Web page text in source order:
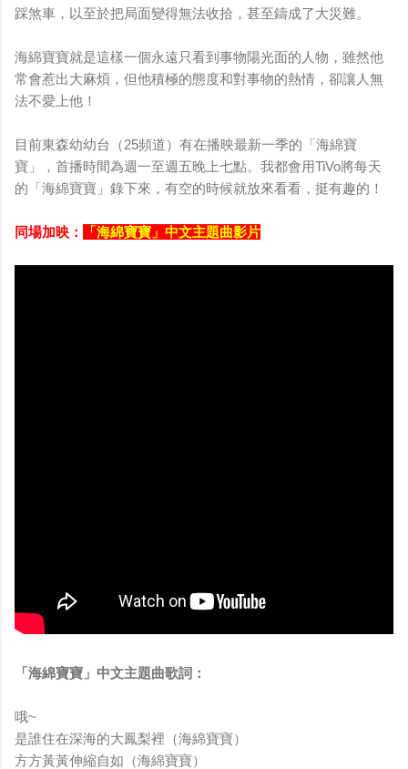
踩煞車，以至於把局面變得無法收拾，甚至鑄成了大災難。
海綿寶寶就是這樣一個永遠只看到事物陽光面的人物，雖然他
常會惹出大麻煩，但他積極的態度和對事物的熱情，卻讓人無
法不愛上他！
目前東森幼幼台（25頻道）有在播映最新一季的「海綿寶
寶」，首播時間為週一至週五晚上七點。我都會用TiVo將每天
的「海綿寶寶」錄下來，有空的時候就放來看看，挺有趣的！
同場加映： 「海綿寶寶」中文主題曲影片
「海綿寶寶」中文主題曲歌詞：
哦~
是誰住在深海的大鳳梨裡（海綿寶寶）
方方黃黃伸縮自如（海綿寶寶）